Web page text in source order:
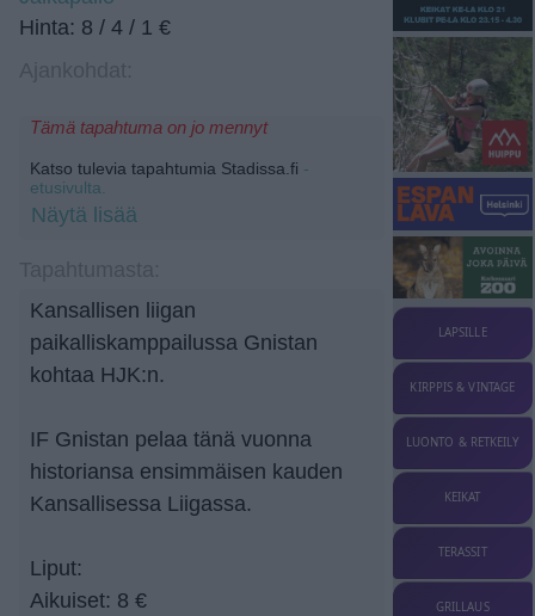
Hinta: 8 / 4 / 1 €
Tämä tapahtuma on jo mennyt
Katso tulevia tapahtumia Stadissa.fi -
etusivulta.
Näytä lisää
Kansallisen liigan
paikalliskamppailussa Gnistan
kohtaa HJK:n.
IF Gnistan pelaa tänä vuonna
historiansa ensimmäisen kauden
Kansallisessa Liigassa.
Liput:
Aikuiset: 8 €
LAPSILLE
KIRPPIS & VINTAGE
LUONTO & RETKEILY
KEIKAT
TERASSIT
GRILLAUS